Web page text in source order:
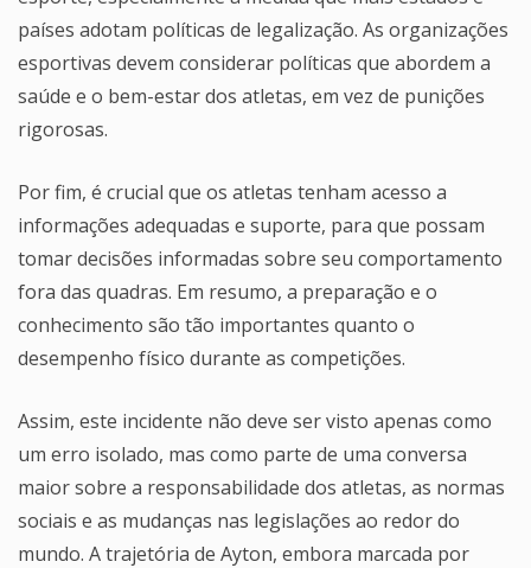
países adotam políticas de legalização. As organizações
esportivas devem considerar políticas que abordem a
saúde e o bem-estar dos atletas, em vez de punições
rigorosas.
Por fim, é crucial que os atletas tenham acesso a
informações adequadas e suporte, para que possam
tomar decisões informadas sobre seu comportamento
fora das quadras. Em resumo, a preparação e o
conhecimento são tão importantes quanto o
desempenho físico durante as competições.
Assim, este incidente não deve ser visto apenas como
um erro isolado, mas como parte de uma conversa
maior sobre a responsabilidade dos atletas, as normas
sociais e as mudanças nas legislações ao redor do
mundo. A trajetória de Ayton, embora marcada por